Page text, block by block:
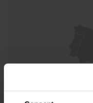
Situata sulla costa